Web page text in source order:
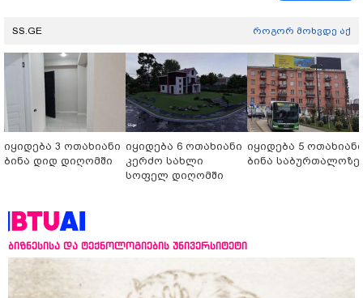
SS.GE როგორ მოხვდე აქ
იყიდება 3 ოთახიანი
ბინა დიდ დიღომში
იყიდება 6 ოთახიანი
კერძო სახლი
სოფელ დიღომში
იყიდება 5 ოთახიანი
ბინა საბურთალოზე
ბიზნესისა და ტექნოლოგიების უნივერსიტეტი